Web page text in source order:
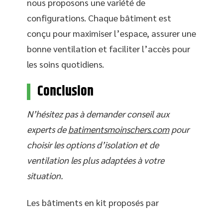
nous proposons une variété de
configurations. Chaque bâtiment est
conçu pour maximiser l’espace, assurer une
bonne ventilation et faciliter l’accès pour
les soins quotidiens.
Conclusion
N’hésitez pas à demander conseil aux
experts de batimentsmoinschers.compour
choisir les options d’isolation et de
ventilation les plus adaptées à votre
situation.
Les bâtiments en kit proposés par